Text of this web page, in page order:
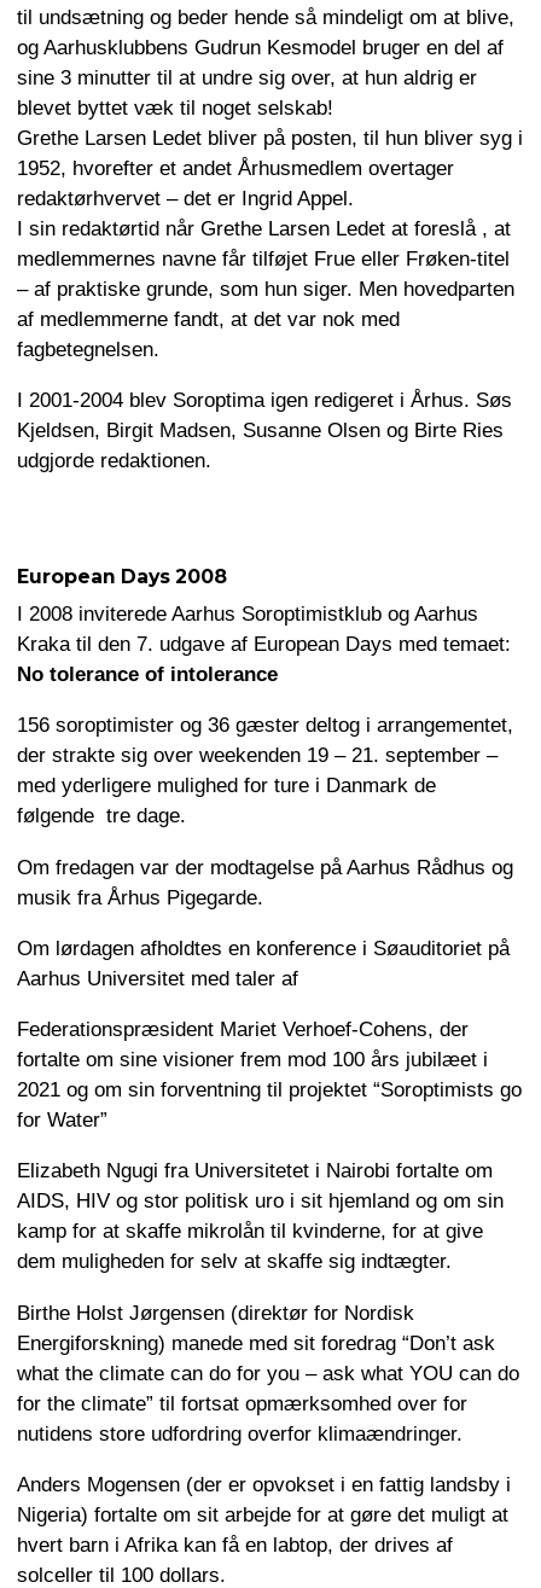
til undsætning og beder hende så mindeligt om at blive,
og Aarhusklubbens Gudrun Kesmodel bruger en del af
sine 3 minutter til at undre sig over, at hun aldrig er
blevet byttet væk til noget selskab!
Grethe Larsen Ledet bliver på posten, til hun bliver syg i
1952, hvorefter et andet Århusmedlem overtager
redaktørhvervet – det er Ingrid Appel.
I sin redaktørtid når Grethe Larsen Ledet at foreslå , at
medlemmernes navne får tilføjet Frue eller Frøken-titel
– af praktiske grunde, som hun siger. Men hovedparten
af medlemmerne fandt, at det var nok med
fagbetegnelsen.
I 2001-2004 blev Soroptima igen redigeret i Århus. Søs
Kjeldsen, Birgit Madsen, Susanne Olsen og Birte Ries
udgjorde redaktionen.
European Days 2008
I 2008 inviterede Aarhus Soroptimistklub og Aarhus
Kraka til den 7. udgave af European Days med temaet:
No tolerance of intolerance
156 soroptimister og 36 gæster deltog i arrangementet,
der strakte sig over weekenden 19 – 21. september –
med yderligere mulighed for ture i Danmark de
følgende tre dage.
Om fredagen var der modtagelse på Aarhus Rådhus og
musik fra Århus Pigegarde.
Om lørdagen afholdtes en konference i Søauditoriet på
Aarhus Universitet med taler af
Federationspræsident Mariet Verhoef-Cohens, der
fortalte om sine visioner frem mod 100 års jubilæet i
2021 og om sin forventning til projektet “Soroptimists go
for Water”
Elizabeth Ngugi fra Universitetet i Nairobi fortalte om
AIDS, HIV og stor politisk uro i sit hjemland og om sin
kamp for at skaffe mikrolån til kvinderne, for at give
dem muligheden for selv at skaffe sig indtægter.
Birthe Holst Jørgensen (direktør for Nordisk
Energiforskning) manede med sit foredrag “Don’t ask
what the climate can do for you – ask what YOU can do
for the climate” til fortsat opmærksomhed over for
nutidens store udfordring overfor klimaændringer.
Anders Mogensen (der er opvokset i en fattig landsby i
Nigeria) fortalte om sit arbejde for at gøre det muligt at
hvert barn i Afrika kan få en labtop, der drives af
solceller til 100 dollars.